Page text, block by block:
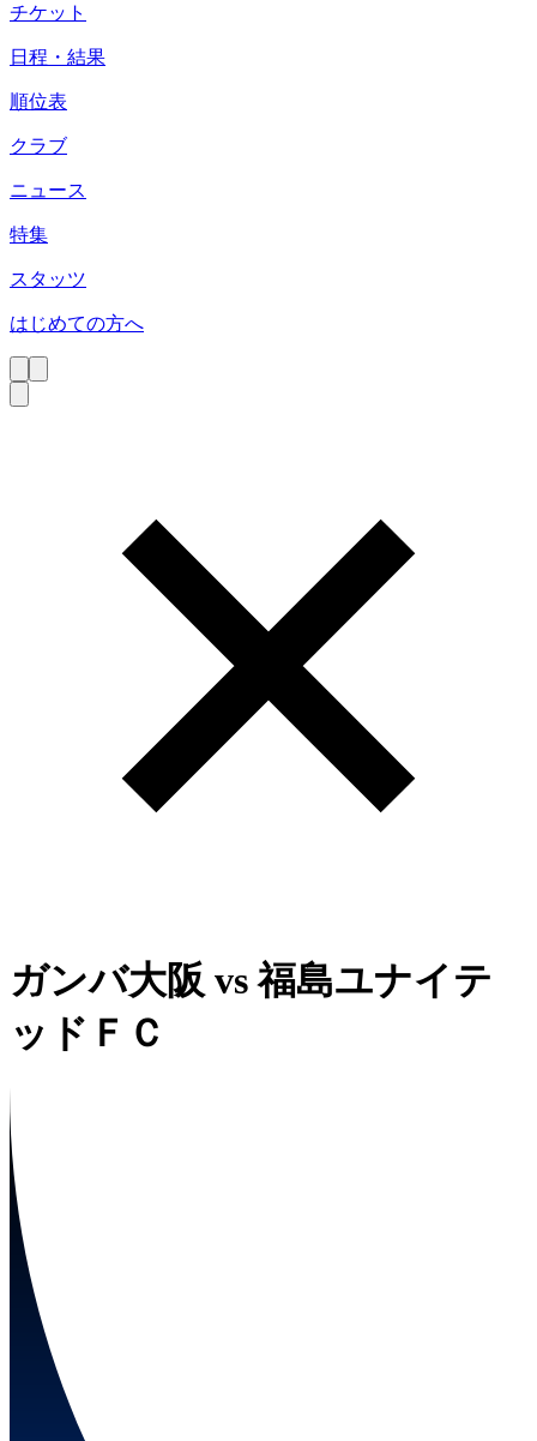
チケット
日程・結果
順位表
クラブ
ニュース
特集
スタッツ
はじめての方へ
ガンバ大阪 vs福島ユナイテ
ッドＦＣ